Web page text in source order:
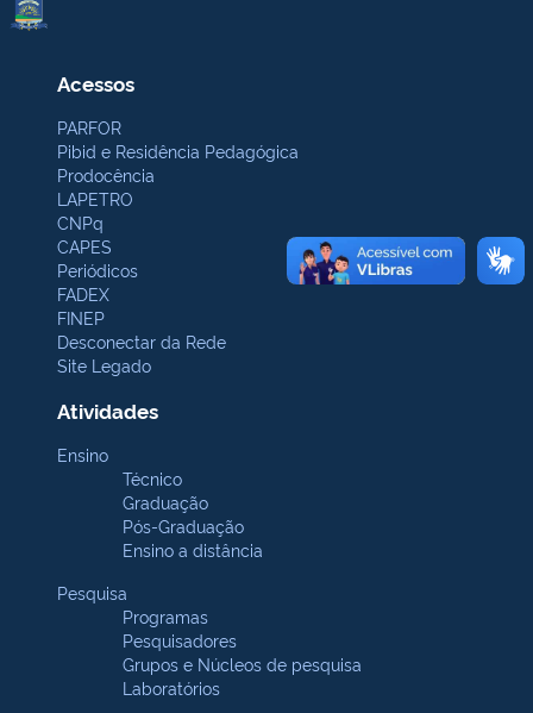
Acessos
PARFOR
Pibid e Residência Pedagógica
Prodocência
LAPETRO
CNPq
CAPES
Periódicos
FADEX
FINEP
Desconectar da Rede
Site Legado
Atividades
Ensino
Técnico
Graduação
Pós-Graduação
Ensino a distância
Pesquisa
Programas
Pesquisadores
Grupos e Núcleos de pesquisa
Laboratórios